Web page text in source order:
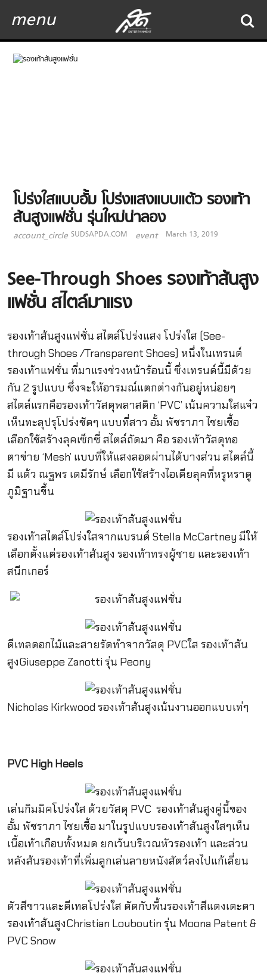
menu
โปร่งใสแบบอั้ม โปร่งแสงแบบแต้ว รองเท้า
ส้นสูงแฟชั่น รุ่นใหม่น่าลอง
account_circle SUDSAPDA.COM event March 13, 2019
See-Through Shoes รองเท้าส้นสูง
แฟชั่น สไตล์มาแรง
รองเท้าส้นสูงแฟชั่น สไตล์โปร่งแสง โปร่งใส (See-
through Shoes /Transparent Shoes) หนึ่งในเทรนด์
รองเท้าแฟชั่น ที่มาแรงช่วงหน้าร้อนนี้ ซึ่งเทรนด์นี้มีด้วย
กัน 2 รูปแบบ ซึ่งจะให้อารมณ์แตกต่างกันอยู่หน่อยๆ
สไตล์แรกคือรองเท้าวัสดุพลาสติก ‘PVC’ เน้นความใสแจ๋ว
เห็นทะลุปรุโปร่งชัดๆ แบบที่สาว อั้ม พัชราภา ไชยเชื้อ
เลือกใช้สร้างลุคเซ็กซี่ สไตล์ถัดมา คือ รองเท้าวัสดุทอ
ตาข่าย ‘Mesh’ แบบที่ให้แสงลอดผ่านได้บางส่วน สไตล์นี้
มี แต้ว ณฐพร เตมีรักษ์ เลือกใช้สร้างไอเดียลุคที่หรูหราดู
ภูมิฐานขึ้น
รองเท้าสไตล์โปร่งใสจากแบรนด์ Stella McCartney มีให้
เลือกตั้งแต่รองเท้าส้นสูง รองเท้าทรงผู้ชาย และรองเท้า
สนีกเกอร์
ดีเทลดอกไม้และสายรัดทำจากวัสดุ PVCใส รองเท้าส้น
สูงGiuseppe Zanotti รุ่น Peony
Nicholas Kirkwood รองเท้าส้นสูงเน้นงานออกแบบเท่ๆ
PVC High Heels
เล่นกิมมิคโปร่งใส ด้วยวัสดุ PVC รองเท้าส้นสูงคู่นี้ของ
อั้ม พัชราภา ไชยเชื้อ มาในรูปแบบรองเท้าส้นสูงใสๆเห็น
เนื้อเท้าเกือบทั้งหมด ยกเว้นบริเวณหัวรองเท้า และส่วน
หลังส้นรองเท้าที่เพิ่มลูกเล่นลายหนังสัตว์ลงไปแก้เลี่ยน
ตัวสีขาวและดีเทลโปร่งใส ตัดกับพื้นรองเท้าสีแดงเตะตา
รองเท้าส้นสูงChristian Louboutin รุ่น Moona Patent &
PVC Snow